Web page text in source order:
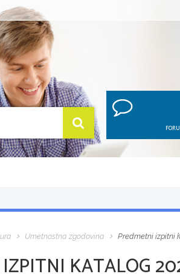
Umetnostna zgodovina Predmetni izpitni
KATALOG